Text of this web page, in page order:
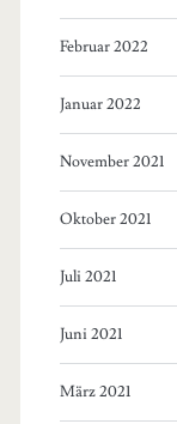
Februar 2022
Januar 2022
November 2021
Oktober 2021
Juli 2021
Juni 2021
März 2021